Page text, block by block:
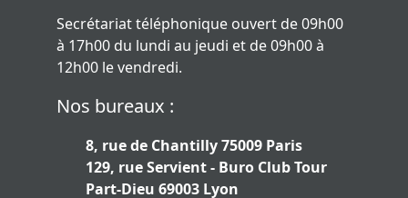
Secrétariat téléphonique ouvert de 09h00
à 17h00 du lundi au jeudi et de 09h00 à
12h00 le vendredi.
Nos bureaux :
8, rue de Chantilly 75009 Paris
129, rue Servient - Buro Club Tour
Part-Dieu 69003 Lyon